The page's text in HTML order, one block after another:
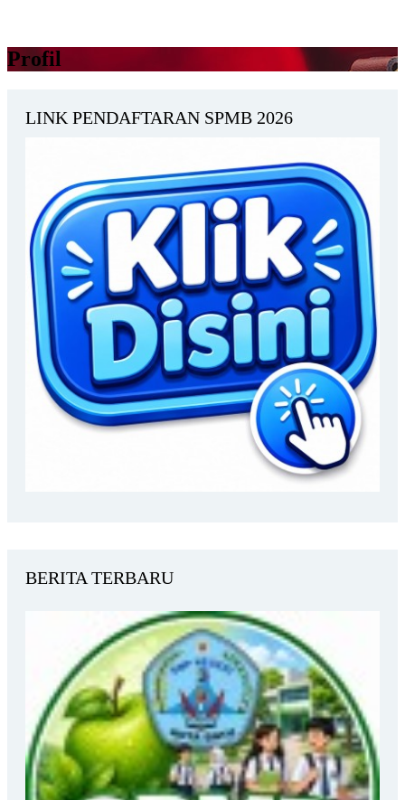
Profil
LINK PENDAFTARAN SPMB 2026
BERITA TERBARU